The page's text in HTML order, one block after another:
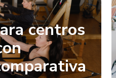
centros